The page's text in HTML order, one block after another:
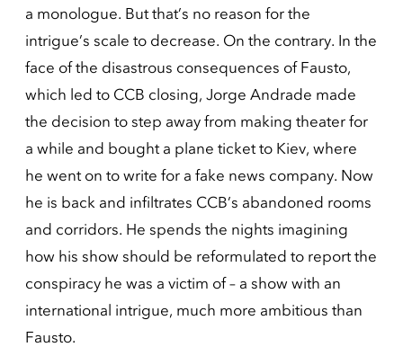
a monologue. But that’s no reason for the
intrigue’s scale to decrease. On the contrary. In the
face of the disastrous consequences of Fausto,
which led to CCB closing, Jorge Andrade made
the decision to step away from making theater for
a while and bought a plane ticket to Kiev, where
he went on to write for a fake news company. Now
he is back and infiltrates CCB’s abandoned rooms
and corridors. He spends the nights imagining
how his show should be reformulated to report the
conspiracy he was a victim of – a show with an
international intrigue, much more ambitious than
Fausto.